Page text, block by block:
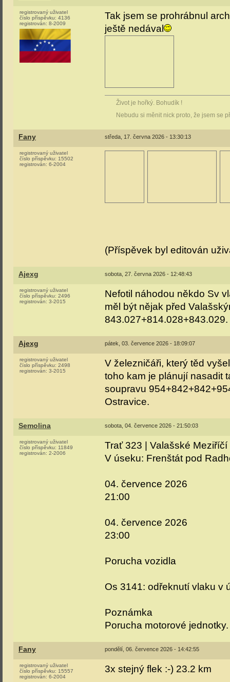
registrovaný uživatel
číslo příspěvku: 4136
registrován: 8-2009
Tak jsem se prohrábnul
ještě nedával
Život je hořký. Bohudík !
Nebudu si měnit nick proto, že jsem se
Fany středa, 17. června 2026 - 13:30:13
registrovaný uživatel
číslo příspěvku: 15502
registrován: 6-2004
(Příspěvek byl editován
Ajexg sobota, 27. června 2026 - 12:48:43
registrovaný uživatel
číslo příspěvku: 2496
registrován: 3-2015
Nefotil náhodou někdo Sv
měl být nějak před
843.027+814.028+843.029.
Ajexg pátek, 03. července 2026 - 18:09:07
registrovaný uživatel
číslo příspěvku: 2498
registrován: 3-2015
V železničáři, který těd
toho kam je plánují nasadit
soupravu
Ostravice.
Semolina sobota, 04. července 2026 - 21:50:03
registrovaný uživatel
číslo příspěvku: 11849
registrován: 2-2006
Trať 323 | Valašské
V úseku: Frenštát pod
04. července 2026
21:00
04. července 2026
23:00
Porucha vozidla
Os 3141: odřeknutí vlaku v
Poznámka
Porucha motorové jednotky.
Fany pondělí, 06. července 2026 - 14:42:55
registrovaný uživatel
číslo příspěvku: 15557
registrován: 6-2004
3x stejný flek :-) 23.2 km